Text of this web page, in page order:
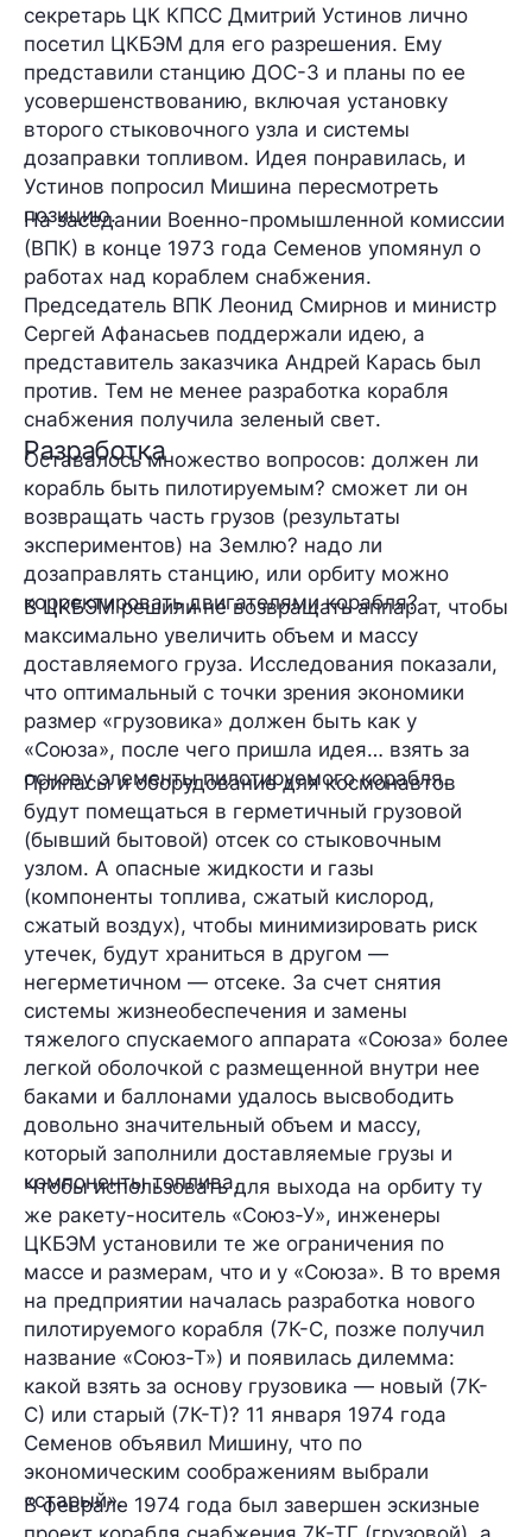
секретарь ЦК КПСС Дмитрий Устинов лично
посетил ЦКБЭМ для его разрешения. Ему
представили станцию ДОС-3 и планы по ее
усовершенствованию, включая установку
второго стыковочного узла и системы
дозаправки топливом. Идея понравилась, и
Устинов попросил Мишина пересмотреть
позицию.
На заседании Военно-промышленной комиссии
(ВПК) в конце 1973 года Семенов упомянул о
работах над кораблем снабжения.
Председатель ВПК Леонид Смирнов и министр
Сергей Афанасьев поддержали идею, а
представитель заказчика Андрей Карась был
против. Тем не менее разработка корабля
снабжения получила зеленый свет.
Разработка
Оставалось множество вопросов: должен ли
корабль быть пилотируемым? сможет ли он
возвращать часть грузов (результаты
экспериментов) на Землю? надо ли
дозаправлять станцию, или орбиту можно
корректировать двигателями корабля?
В ЦКБЭМ решили не возвращать аппарат, чтобы
максимально увеличить объем и массу
доставляемого груза. Исследования показали,
что оптимальный с точки зрения экономики
размер «грузовика» должен быть как у
«Союза», после чего пришла идея… взять за
основу элементы пилотируемого корабля.
Припасы и оборудование для космонавтов
будут помещаться в герметичный грузовой
(бывший бытовой) отсек со стыковочным
узлом. А опасные жидкости и газы
(компоненты топлива, сжатый кислород,
сжатый воздух), чтобы минимизировать риск
утечек, будут храниться в другом —
негерметичном — отсеке. За счет снятия
системы жизнеобеспечения и замены
тяжелого спускаемого аппарата «Союза» более
легкой оболочкой с размещенной внутри нее
баками и баллонами удалось высвободить
довольно значительный объем и массу,
который заполнили доставляемые грузы и
компоненты топлива.
Чтобы использовать для выхода на орбиту ту
же ракету-носитель «Союз-У», инженеры
ЦКБЭМ установили те же ограничения по
массе и размерам, что и у «Союза». В то время
на предприятии началась разработка нового
пилотируемого корабля (7К-С, позже получил
название «Союз-Т») и появилась дилемма:
какой взять за основу грузовика — новый (7К-
С) или старый (7К-Т)? 11 января 1974 года
Семенов объявил Мишину, что по
экономическим соображениям выбрали
«старый».
В феврале 1974 года был завершен эскизные